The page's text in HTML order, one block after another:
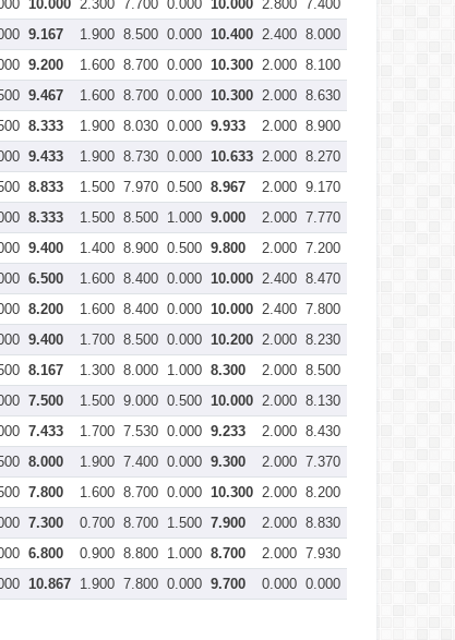
10.000 2.300 7.700 0.000 10.000 2.800 7.400
9.167 1.900 8.500 0.000 10.400 2.400 8.000
9.200 1.600 8.700 0.000 10.300 2.000 8.100
9.467 1.600 8.700 0.000 10.300 2.000 8.630
8.333 1.900 8.030 0.000 9.933 2.000 8.900
9.433 1.900 8.730 0.000 10.633 2.000 8.270
8.833 1.500 7.970 0.500 8.967 2.000 9.170
8.333 1.500 8.500 1.000 9.000 2.000 7.770
9.400 1.400 8.900 0.500 9.800 2.000 7.200
6.500 1.600 8.400 0.000 10.000 2.400 8.470
8.200 1.600 8.400 0.000 10.000 2.400 7.800
9.400 1.700 8.500 0.000 10.200 2.000 8.230
8.167 1.300 8.000 1.000 8.300 2.000 8.500
7.500 1.500 9.000 0.500 10.000 2.000 8.130
7.433 1.700 7.530 0.000 9.233 2.000 8.430
8.000 1.900 7.400 0.000 9.300 2.000 7.370
7.800 1.600 8.700 0.000 10.300 2.000 8.200
7.300 0.700 8.700 1.500 7.900 2.000 8.830
6.800 0.900 8.800 1.000 8.700 2.000 7.930
10.867 1.900 7.800 0.000 9.700 0.000 0.000